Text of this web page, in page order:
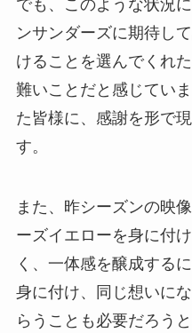
でも、このような状況
ンサンダーズに期待し
けることを選んでくれ
難いことだと感じてい
た皆様に、感謝を形で
す。
また、昨シーズンの映
ーズイエローを身に付
く、一体感を醸成する
身に付け、同じ想いに
らうことも必要だろう